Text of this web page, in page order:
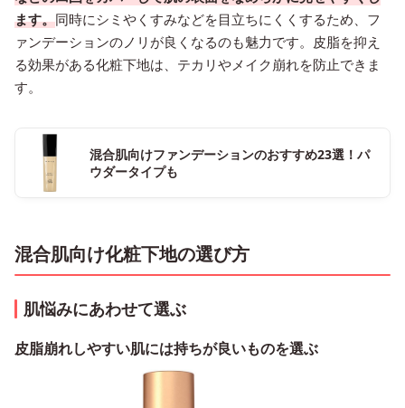
ます。同時にシミやくすみなどを目立ちにくくするため、フ
ァンデーションのノリが良くなるのも魅力です。皮脂を抑え
る効果がある化粧下地は、テカリやメイク崩れを防止できま
す。
混合肌向けファンデーションのおすすめ23選！パ
ウダータイプも
混合肌向け化粧下地の選び方
肌悩みにあわせて選ぶ
皮脂崩れしやすい肌には持ちが良いものを選ぶ